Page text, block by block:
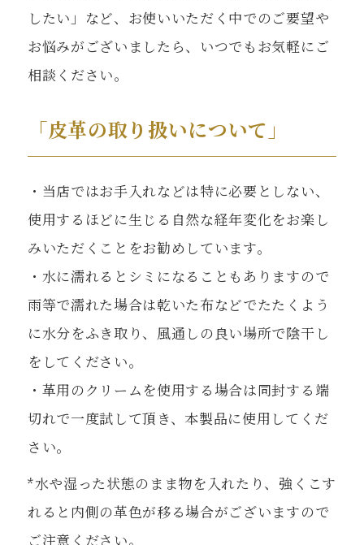
したい」など、お使いいただく中でのご要望や
お悩みがございましたら、いつでもお気軽にご
相談ください。
「皮革の取り扱いについて」
・当店ではお手入れなどは特に必要としない、
使用するほどに生じる自然な経年変化をお楽し
みいただくことをお勧めしています。
・水に濡れるとシミになることもありますので
雨等で濡れた場合は乾いた布などでたたくよう
に水分をふき取り、風通しの良い場所で陰干し
をしてください。
・革用のクリームを使用する場合は同封する端
切れで一度試して頂き、本製品に使用してくだ
さい。
*水や湿った状態のまま物を入れたり、強くこす
れると内側の革色が移る場合がございますので
ご注意ください。